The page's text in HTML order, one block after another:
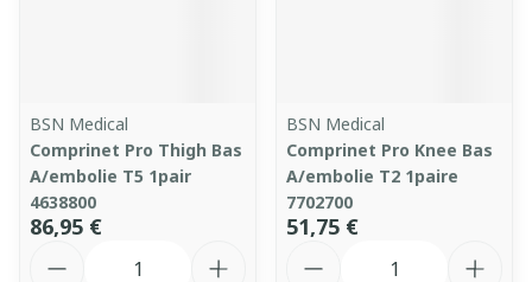
BSN Medical
Comprinet Pro Thigh Bas
A/embolie T5 1pair
4638800
86,95 €
BSN Medical
Comprinet Pro Knee Bas
A/embolie T2 1paire
7702700
51,75 €